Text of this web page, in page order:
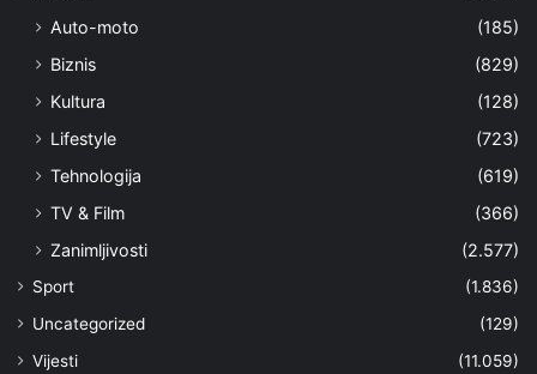
Auto-moto
(185)
Biznis
(829)
Kultura
(128)
Lifestyle
(723)
Tehnologija
(619)
TV & Film
(366)
Zanimljivosti
(2.577)
Sport
(1.836)
Uncategorized
(129)
Vijesti
(11.059)